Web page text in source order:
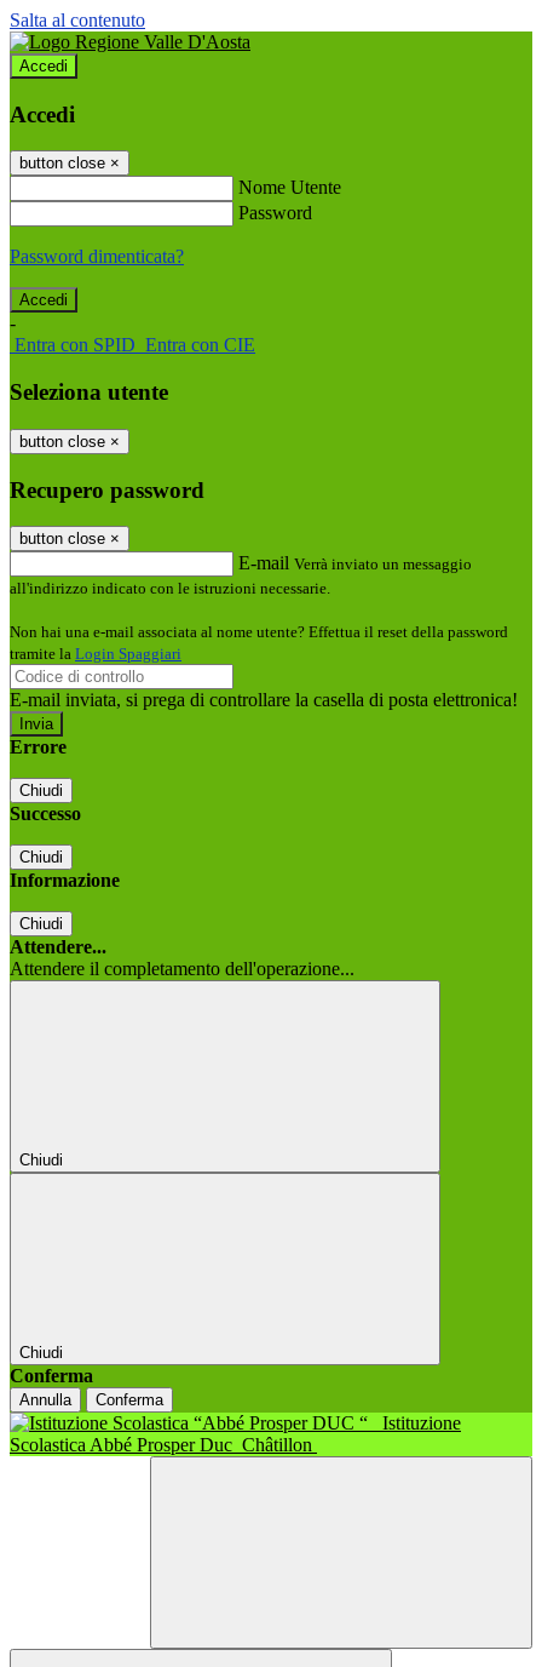
Salta al contenuto
Accedi
Accedi
button close ×
Nome Utente
Password
Password dimenticata?
-
Entra con SPID Entra con CIE
Seleziona utente
button close ×
Recupero password
button close ×
E-mail Verrà inviato un messaggio
all'indirizzo indicato con le istruzioni necessarie.
Non hai una e-mail associata al nome utente? Effettua il reset della password
tramite la Login Spaggiari
E-mail inviata, si prega di controllare la casella di posta elettronica!
Errore
Chiudi
Successo
Chiudi
Informazione
Chiudi
Attendere...
Attendere il completamento dell'operazione...
Chiudi
Chiudi
Conferma
Annulla Conferma
Istituzione
Scolastica Abbé Prosper Duc Châtillon